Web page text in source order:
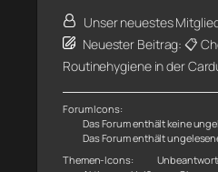
Unser neuestes
Neuester Beitrag:📋
Routinehygiene in der
Forum Icons:
Das Forum enthält keine
Das Forum enthält
Themen-Icons: